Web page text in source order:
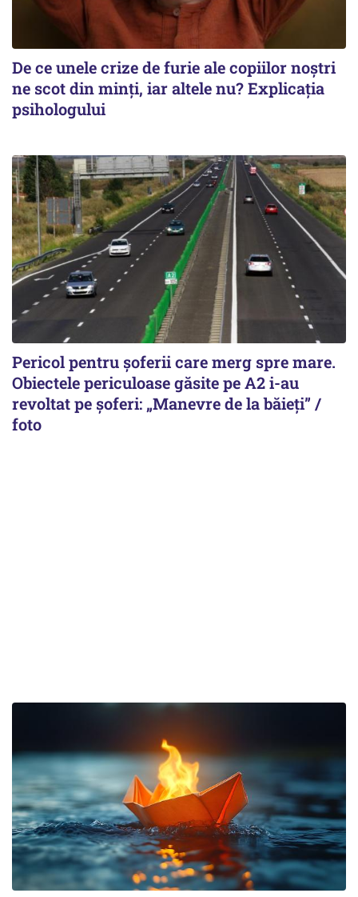
De ce unele crize de furie ale copiilor noștri
ne scot din minți, iar altele nu? Explicația
psihologului
Pericol pentru șoferii care merg spre mare.
Obiectele periculoase găsite pe A2 i-au
revoltat pe șoferi: „Manevre de la băieți” /
foto